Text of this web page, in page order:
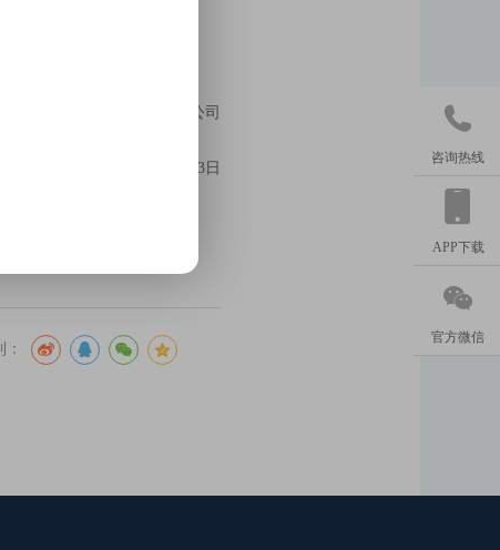
长安国际信托股份有限公司
2024年4月13日

咨询热线
APP下载

官方微信